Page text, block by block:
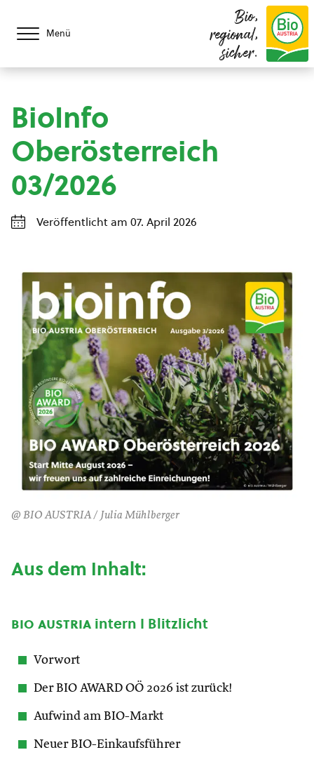
Menü
Bio,
regional,
sicher.
BioInfo
Oberösterreich
03/2026
Veröffentlicht am 07. April 2026
@ BIO AUSTRIA / Julia Mühlberger
Aus dem Inhalt:
bio austria intern I Blitzlicht
Vorwort
Der BIO AWARD OÖ 2026 ist zurück!
Aufwind am BIO-Markt
Neuer BIO-Einkaufsführer